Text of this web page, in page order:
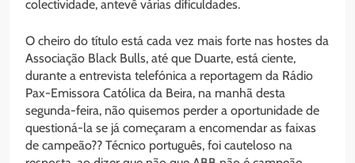
colectividade, antevê várias dificuldades.
O cheiro do título está cada vez mais forte nas hostes da
Associação Black Bulls, até que Duarte, está ciente,
durante a entrevista telefónica a reportagem da Rádio
Pax-Emissora Católica da Beira, na manhã desta
segunda-feira, não quisemos perder a oportunidade de
questioná-la se já começaram a encomendar as faixas
de campeão?? Técnico português, foi cauteloso na